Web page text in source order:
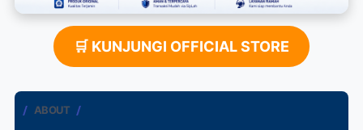
🛒 KUNJUNGI OFFICIAL STORE
ABOUT